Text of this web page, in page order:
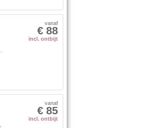
€ 88
vanaf
incl. ontbijt
€ 85
vanaf
incl. ontbijt